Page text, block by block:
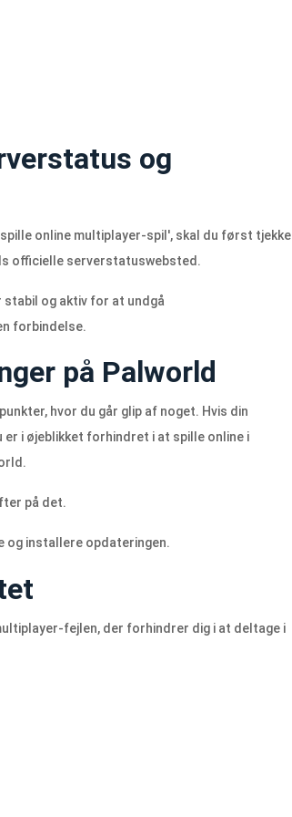
og
online multiplayer-spil', skal du først tjekke
officielle serverstatuswebsted.
og aktiv for at undgå
forbindelse.
på Palworld
hvor du går glip af noget. Hvis din
i øjeblikket forhindret i at spille online i
på det.
og installere opdateringen.
fejlen, der forhindrer dig i at deltage i